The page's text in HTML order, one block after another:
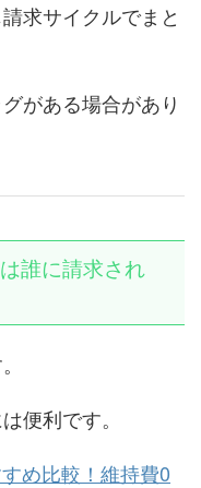
求サイクルでまと
がある場合があり
誰に請求され
便利です。
め比較！維持費0